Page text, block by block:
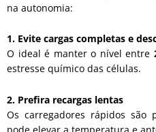
na autonomia:
1. Evite cargas completas e
O ideal é manter o nível entre
estresse químico das células.
2. Prefira recargas lentas
Os carregadores rápidos são